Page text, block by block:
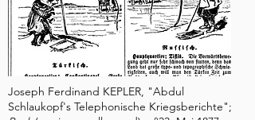
Joseph Ferdinand KEPLER, "Abdul
Schlaukopf's Telephonische Kriegsberichte";